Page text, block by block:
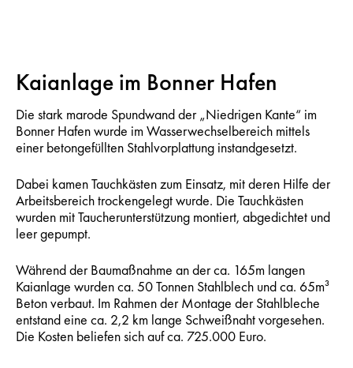
Kaianlage im Bonner Hafen
Die stark marode Spundwand der „Niedrigen Kante“ im
Bonner Hafen wurde im Wasserwechselbereich mittels
einer betongefüllten Stahlvorplattung instandgesetzt.
Dabei kamen Tauchkästen zum Einsatz, mit deren Hilfe der
Arbeitsbereich trockengelegt wurde. Die Tauchkästen
wurden mit Taucherunterstützung montiert, abgedichtet und
leer gepumpt.
Während der Baumaßnahme an der ca. 165m langen
Kaianlage wurden ca. 50 Tonnen Stahlblech und ca. 65m³
Beton verbaut. Im Rahmen der Montage der Stahlbleche
entstand eine ca. 2,2 km lange Schweißnaht vorgesehen.
Die Kosten beliefen sich auf ca. 725.000 Euro.